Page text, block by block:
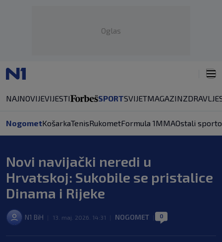
Oglas
NAJNOVIJEVIJESTI SPORTSVIJETMAGAZINZDRAVLJE
NogometKošarkaTenisRukometFormula 1MMAOstali
Novi navijački neredi u
Hrvatskoj: Sukobile se pristalice
Dinama i Rijeke
N1 BiH 13. maj. 2026. 14:31 NOGOMET 0